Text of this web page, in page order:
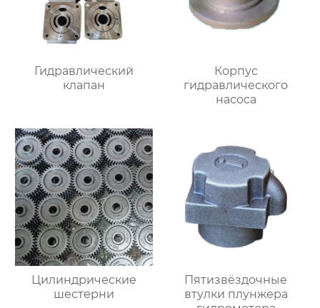
Гидравлический
клапан
Корпус
гидравлического
насоса
Цилиндрические
шестерни
Пятизвёздочные
втулки плунжера